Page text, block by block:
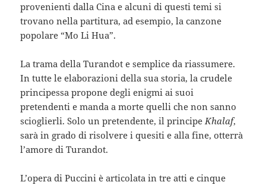
provenienti dalla Cina e alcuni di questi temi si
trovano nella partitura, ad esempio, la canzone
popolare “Mo Li Hua”.
La trama della Turandot e semplice da riassumere.
In tutte le elaborazioni della sua storia, la crudele
principessa propone degli enigmi ai suoi
pretendenti e manda a morte quelli che non sanno
scioglierli. Solo un pretendente, il principeKhalaf,
sarà in grado di risolvere i quesiti e alla fine, otterrà
l’amore di Turandot.
L’opera di Puccini è articolata in tre atti e cinque